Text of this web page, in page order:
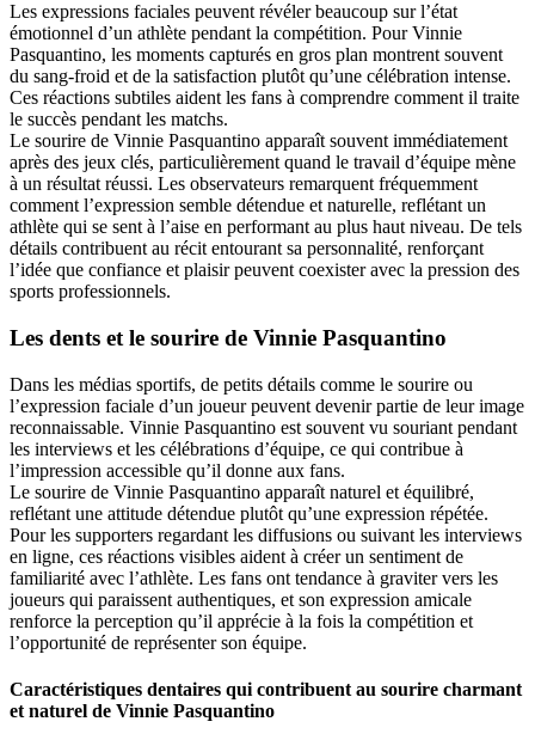
Les expressions faciales peuvent révéler beaucoup sur l’état
émotionnel d’un athlète pendant la compétition. Pour Vinnie
Pasquantino, les moments capturés en gros plan montrent souvent
du sang-froid et de la satisfaction plutôt qu’une célébration intense.
Ces réactions subtiles aident les fans à comprendre comment il traite
le succès pendant les matchs.
Le sourire de Vinnie Pasquantino apparaît souvent immédiatement
après des jeux clés, particulièrement quand le travail d’équipe mène
à un résultat réussi. Les observateurs remarquent fréquemment
comment l’expression semble détendue et naturelle, reflétant un
athlète qui se sent à l’aise en performant au plus haut niveau. De tels
détails contribuent au récit entourant sa personnalité, renforçant
l’idée que confiance et plaisir peuvent coexister avec la pression des
sports professionnels.
Les dents et le sourire de Vinnie Pasquantino
Dans les médias sportifs, de petits détails comme le sourire ou
l’expression faciale d’un joueur peuvent devenir partie de leur image
reconnaissable. Vinnie Pasquantino est souvent vu souriant pendant
les interviews et les célébrations d’équipe, ce qui contribue à
l’impression accessible qu’il donne aux fans.
Le sourire de Vinnie Pasquantino apparaît naturel et équilibré,
reflétant une attitude détendue plutôt qu’une expression répétée.
Pour les supporters regardant les diffusions ou suivant les interviews
en ligne, ces réactions visibles aident à créer un sentiment de
familiarité avec l’athlète. Les fans ont tendance à graviter vers les
joueurs qui paraissent authentiques, et son expression amicale
renforce la perception qu’il apprécie à la fois la compétition et
l’opportunité de représenter son équipe.
Caractéristiques dentaires qui contribuent au sourire charmant
et naturel de Vinnie Pasquantino